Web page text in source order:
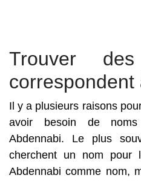
Trouver
correspondent
Il y a plusieurs raisons
avoir besoin de
Abdennabi. Le plus
cherchent un nom pour
Abdennabi comme nom,